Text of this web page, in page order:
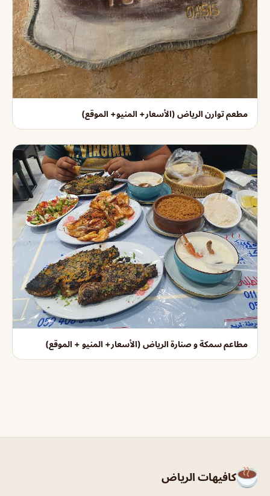
مطعم توارن الرياض (الأسعار+ المنيو+ الموقع)
مطاعم سمكة و صنارة الرياض (الأسعار+ المنيو + الموقع)
كافيهات الرياض